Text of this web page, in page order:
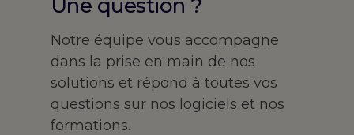
Une question ?
Notre équipe vous accompagne
dans la prise en main de nos
solutions et répond à toutes vos
questions sur nos logiciels et nos
formations.